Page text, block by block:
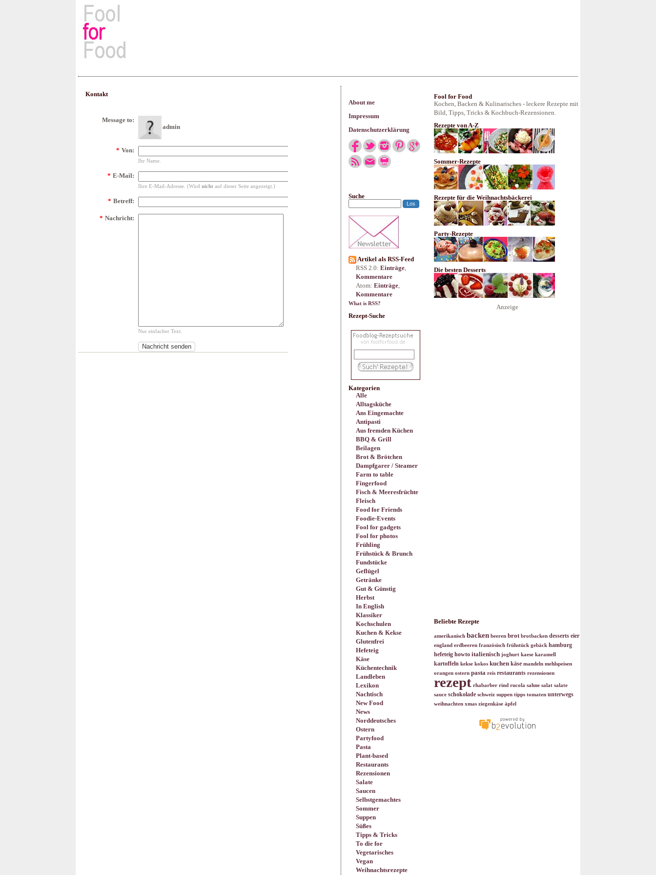
About me
Impressum
Datenschutzerklärung
Suche
Artikel als RSS-Feed
RSS 2.0: Einträge,
Kommentare
Atom: Einträge,
Kommentare
What is RSS?
Rezept-Suche
Kategorien
Alle
Alltagsküche
Ans Eingemachte
Antipasti
Aus fremden Küchen
BBQ & Grill
Beilagen
Brot & Brötchen
Dampfgarer / Steamer
Farm to table
Fingerfood
Fisch & Meeresfrüchte
Fleisch
Food for Friends
Foodie-Events
Fool for gadgets
Fool for photos
Frühling
Frühstück & Brunch
Fundstücke
Geflügel
Getränke
Gut & Günstig
Herbst
In English
Klassiker
Kochschulen
Kuchen & Kekse
Glutenfrei
Hefeteig
Käse
Küchentechnik
Landleben
Lexikon
Nachtisch
New Food
News
Norddeutsches
Ostern
Partyfood
Pasta
Plant-based
Restaurants
Rezensionen
Salate
Saucen
Selbstgemachtes
Sommer
Suppen
Süßes
Tipps & Tricks
To die for
Vegetarisches
Vegan
Weihnachtsrezepte
Kontakt
Message to:
admin
* Von:
Ihr Name.
* E-Mail:
Ihre E-Mail-Adresse. (Wird nicht auf dieser Seite angezeigt.)
* Betreff:
* Nachricht:
Nur einfacher Text.
Fool for Food
Kochen, Backen & Kulinarisches - leckere Rezepte mit
Bild, Tipps, Tricks & Kochbuch-Rezensionen.
Rezepte von A-Z
Sommer-Rezepte
Rezepte für die Weihnachtsbäckerei
Party-Rezepte
Die besten Desserts
Anzeige
Beliebte Rezepte
amerikanisch backen beeren brot brotbacken desserts eier
england erdbeeren französisch frühstück gebäck hamburg
hefeteig howto italienisch joghurt kaese karamell
kartoffeln kekse kokos kuchen käse mandeln mehlspeisen
orangen ostern pasta reis restaurants rezensionen
rezept rhabarber rind rucola sahne salat salate
sauce schokolade schweiz suppen tipps tomaten unterwegs
weihnachten xmas ziegenkäse äpfel